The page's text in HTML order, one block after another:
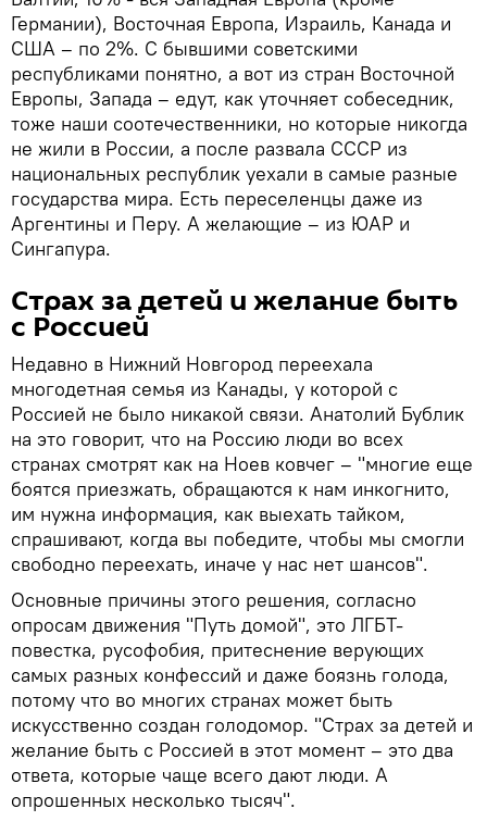
Германии), Восточная Европа, Израиль, Канада и
США – по 2%. С бывшими советскими
республиками понятно, а вот из стран Восточной
Европы, Запада – едут, как уточняет собеседник,
тоже наши соотечественники, но которые никогда
не жили в России, а после развала СССР из
национальных республик уехали в самые разные
государства мира. Есть переселенцы даже из
Аргентины и Перу. А желающие – из ЮАР и
Сингапура.
Страх за детей и желание быть
с Россией
Недавно в Нижний Новгород переехала
многодетная семья из Канады, у которой с
Россией не было никакой связи. Анатолий Бублик
на это говорит, что на Россию люди во всех
странах смотрят как на Ноев ковчег – "многие еще
боятся приезжать, обращаются к нам инкогнито,
им нужна информация, как выехать тайком,
спрашивают, когда вы победите, чтобы мы смогли
свободно переехать, иначе у нас нет шансов".
Основные причины этого решения, согласно
опросам движения "Путь домой", это ЛГБТ-
повестка, русофобия, притеснение верующих
самых разных конфессий и даже боязнь голода,
потому что во многих странах может быть
искусственно создан голодомор. "Страх за детей и
желание быть с Россией в этот момент – это два
ответа, которые чаще всего дают люди. А
опрошенных несколько тысяч".